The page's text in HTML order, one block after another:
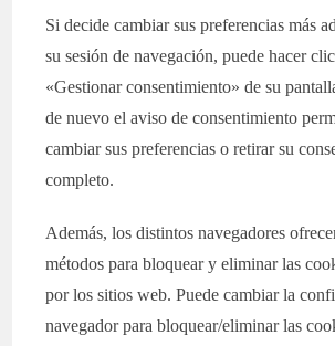
Si decide cambiar sus preferencias más
su sesión de navegación, puede hacer
«Gestionar consentimiento» de su
de nuevo el aviso de consentimiento
cambiar sus preferencias o retirar su
completo.
Además, los distintos navegadores
métodos para bloquear y eliminar las
por los sitios web. Puede cambiar la
navegador para bloquear/eliminar las